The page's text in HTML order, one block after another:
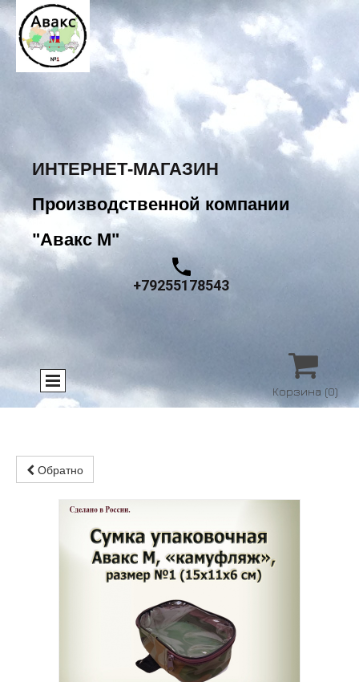
ИНТЕРНЕТ-МАГАЗИН
Производственной компании
"Авакс М"
+79255178543

Корзина (0)
Обратно